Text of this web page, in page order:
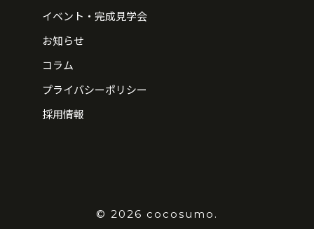
イベント・完成見学会
お知らせ
コラム
プライバシーポリシー
採用情報
© 2026 cocosumo.